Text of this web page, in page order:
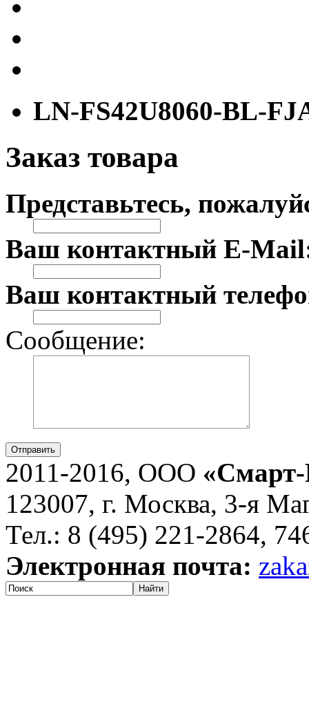
LN-FS42U8060-BL-
Заказ товара
Представьтесь,
Ваш контактный E-
Ваш контактный
Сообщение:
Отправить
2011-2016, ООО
123007, г. Москва, 3-я
Тел.: 8 (495) 221-2864,
Электронная почта:
Найти